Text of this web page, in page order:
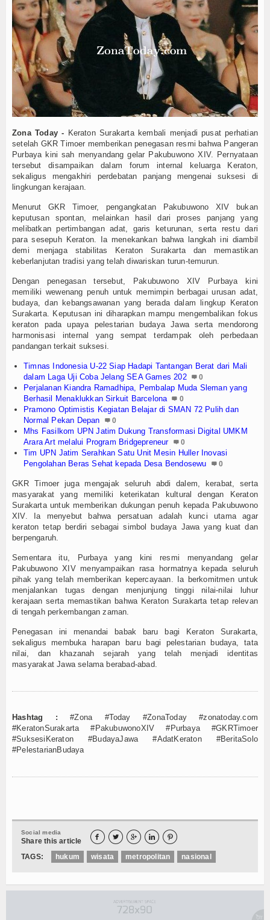
Tokoh
Ceramah
Hikmah
Index Berita
Video
Gallery
Agenda
Forum
2 Agustus Ada Hari Paranormal, Hari Saudara
Hari Kanker Paru-Paru Sedunia 1 Agustus:
National Girlfriend Day 1 Agustus: Bukan
UPN Veteran Jatim Hadirkan AI untuk Deteksi
Prabowo Tantang Daerah Berlomba Jadi Kota
ISPA Mengintai di Musim Kemarau, Dokter
National Chocolate Chip Cookie Day 4 Agustus:
Jadwal dan Venue Semifinal Piala Presiden
Semifinal Piala Presiden 2026 Dipastikan
2 Agustus Ada Hari Paranormal, Hari Saudara
Hari Kanker Paru-Paru Sedunia 1 Agustus:
National Girlfriend Day 1 Agustus: Bukan
Prabowo Tantang Daerah Berlomba Jadi Kota
ISPA Mengintai di Musim Kemarau, Dokter
National Chocolate Chip Cookie Day 4 Agustus:
Jadwal dan Venue Semifinal Piala Presiden 2026
Zona Today - Keraton Surakarta kembali menjadi pusat perhatian
setelah GKR Timoer memberikan penegasan resmi bahwa Pangeran
Purbaya kini sah menyandang gelar Pakubuwono XIV. Pernyataan
tersebut disampaikan dalam forum internal keluarga Keraton,
sekaligus mengakhiri perdebatan panjang mengenai suksesi di
lingkungan kerajaan.
Menurut GKR Timoer, pengangkatan Pakubuwono XIV bukan
keputusan spontan, melainkan hasil dari proses panjang yang
melibatkan pertimbangan adat, garis keturunan, serta restu dari
para sesepuh Keraton. Ia menekankan bahwa langkah ini diambil
demi menjaga stabilitas Keraton Surakarta dan memastikan
keberlanjutan tradisi yang telah diwariskan turun-temurun.
Dengan penegasan tersebut, Pakubuwono XIV Purbaya kini
memiliki wewenang penuh untuk memimpin berbagai urusan adat,
budaya, dan kebangsawanan yang berada dalam lingkup Keraton
Surakarta. Keputusan ini diharapkan mampu mengembalikan fokus
keraton pada upaya pelestarian budaya Jawa serta mendorong
harmonisasi internal yang sempat terdampak oleh perbedaan
pandangan terkait suksesi.
Timnas Indonesia U-22 Siap Hadapi Tantangan Berat dari Mali
dalam Laga Uji Coba Jelang SEA Games 202
0
Perjalanan Kiandra Ramadhipa, Pembalap Muda Sleman yang
Berhasil Menaklukkan Sirkuit Barcelona
0
Pramono Optimistis Kegiatan Belajar di SMAN 72 Pulih dan
Normal Pekan Depan
0
Mhs Fasilkom UPN Jatim Dukung Transformasi Digital UMKM
Arara Art melalui Program Bridgepreneur
0
Tim UPN Jatim Serahkan Satu Unit Mesin Huller Inovasi
Pengolahan Beras Sehat kepada Desa Bendosewu
0
GKR Timoer juga mengajak seluruh abdi dalem, kerabat, serta
masyarakat yang memiliki keterikatan kultural dengan Keraton
Surakarta untuk memberikan dukungan penuh kepada Pakubuwono
XIV. Ia menyebut bahwa persatuan adalah kunci utama agar
keraton tetap berdiri sebagai simbol budaya Jawa yang kuat dan
berpengaruh.
Sementara itu, Purbaya yang kini resmi menyandang gelar
Pakubuwono XIV menyampaikan rasa hormatnya kepada seluruh
pihak yang telah memberikan kepercayaan. Ia berkomitmen untuk
menjalankan tugas dengan menjunjung tinggi nilai-nilai luhur
kerajaan serta memastikan bahwa Keraton Surakarta tetap relevan
di tengah perkembangan zaman.
Penegasan ini menandai babak baru bagi Keraton Surakarta,
sekaligus membuka harapan baru bagi pelestarian budaya, tata
nilai, dan khazanah sejarah yang telah menjadi identitas
masyarakat Jawa selama berabad-abad.
Hashtag : #Zona #Today #ZonaToday #zonatoday.com
#KeratonSurakarta #PakubuwonoXIV #Purbaya #GKRTimoer
#SuksesiKeraton #BudayaJawa #AdatKeraton #BeritaSolo
#PelestarianBudaya
Social media
Share this article     
TAGS: hukum wisata metropolitan nasional